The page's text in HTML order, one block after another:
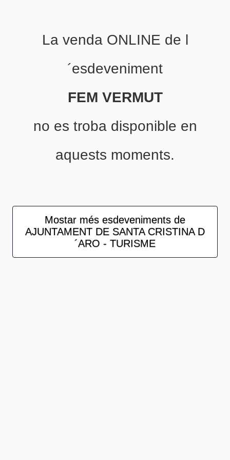
La venda ONLINE de l
´esdeveniment
FEM VERMUT
no es troba disponible en
aquests moments.
Mostar més esdeveniments de
AJUNTAMENT DE SANTA CRISTINA D
´ARO - TURISME